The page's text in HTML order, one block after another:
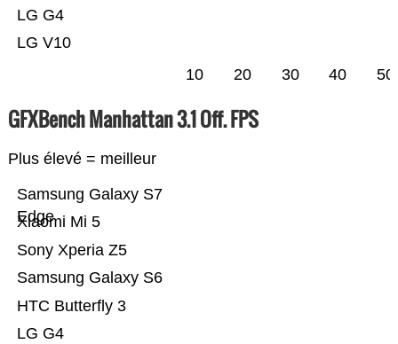
LG V10
LG G4
10 20 30 40 50
GFXBench Manhattan 3.1 Off. FPS
Plus élevé = meilleur
LG G4
HTC Butterfly 3
Samsung Galaxy S6
Sony Xperia Z5
Xiaomi Mi 5
Samsung Galaxy S7
Edge